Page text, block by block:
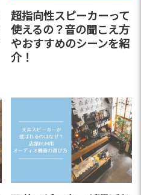
超指向性スピーカーって
使えるの？音の聞こえ方
やおすすめのシーンを紹
介！